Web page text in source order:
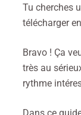
Tu cherches
télécharger
Bravo ! Ça
très au
rythme